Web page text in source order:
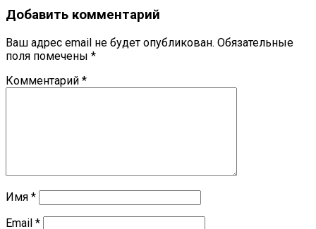
Добавить комментарий
Ваш адрес email не будет опубликован. Обязательные
поля помечены *
Комментарий *
Имя *
Email *